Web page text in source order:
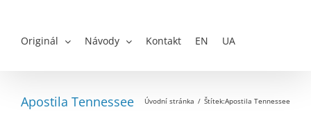
Originál Návody Kontakt EN UA
Apostila Tennessee Úvodní stránka Štítek:Apostila Tennessee